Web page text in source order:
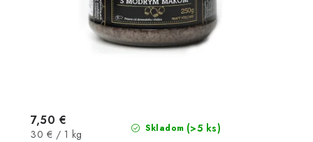
Skladom (>5 ks)
7,50 €
Jednotková
30 € / 1 kg